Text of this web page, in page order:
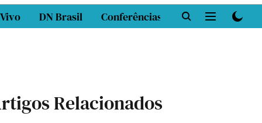
DN Brasil Conferências DN LAB
Relacionados